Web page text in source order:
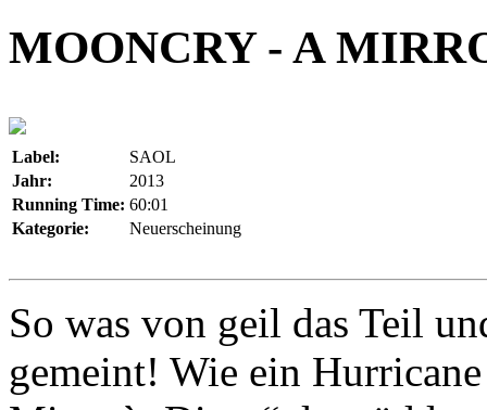
MOONCRY - A
Label:
SAOL
Jahr:
2013
Running Time: 60:01
Kategorie:
Neuerscheinung
So was von geil das Teil
gemeint! Wie ein